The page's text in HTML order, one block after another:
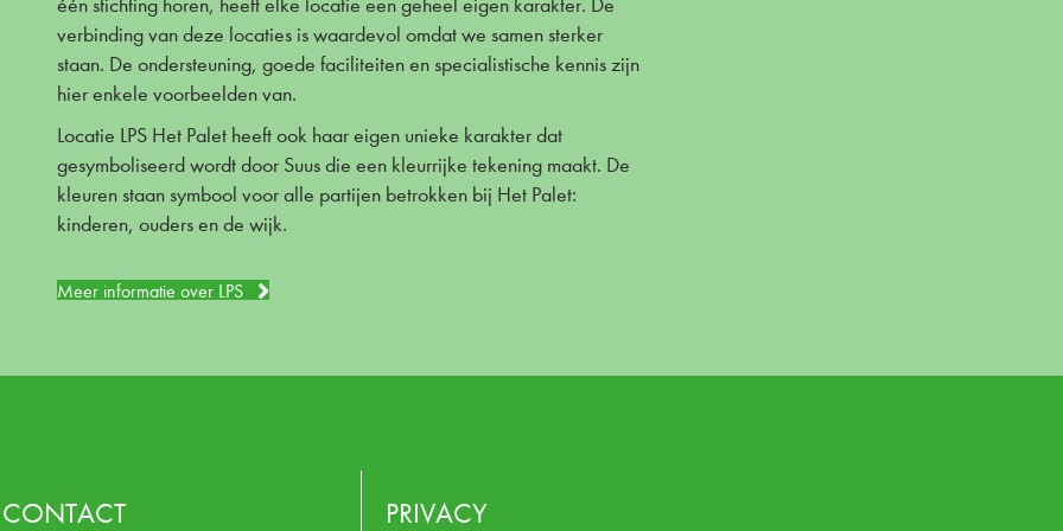
één stichting horen, heeft elke locatie een geheel eigen karakter. De
verbinding van deze locaties is waardevol omdat we samen sterker
staan. De ondersteuning, goede faciliteiten en specialistische kennis zijn
hier enkele voorbeelden van.
Locatie LPS Het Palet heeft ook haar eigen unieke karakter dat
gesymboliseerd wordt door Suus die een kleurrijke tekening maakt. De
kleuren staan symbool voor alle partijen betrokken bij Het Palet:
kinderen, ouders en de wijk.
Meer informatie over LPS
CONTACT PRIVACY